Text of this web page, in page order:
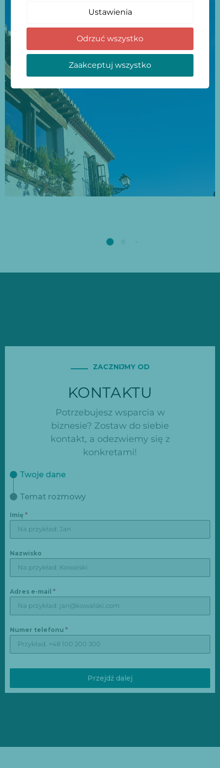
ZACZNIJMY OD
KONTAKTU
Potrzebujesz wsparcia w
biznesie? Zostaw do siebie
kontakt, a odezwiemy się z
konkretami!
Twoje dane
Temat rozmowy
Imię *
Nazwisko
Adres e-mail *
Numer telefonu *
Przejdź dalej
Ustawienia
Odrzuć wszystko
Zaakceptuj wszystko